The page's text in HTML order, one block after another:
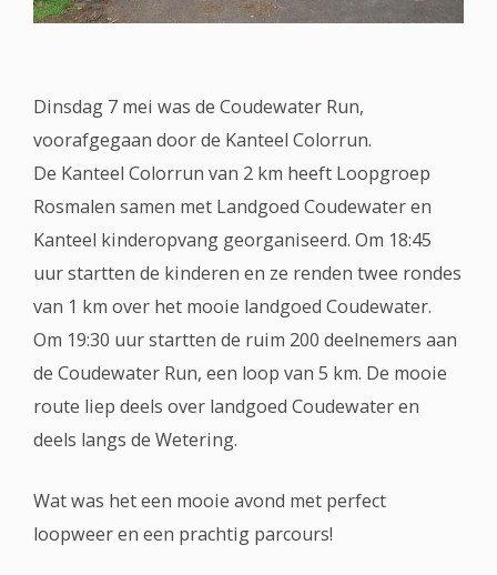
Dinsdag 7 mei was de Coudewater Run,
voorafgegaan door de Kanteel Colorrun.
De Kanteel Colorrun van 2 km heeft Loopgroep
Rosmalen samen met Landgoed Coudewater en
Kanteel kinderopvang georganiseerd. Om 18:45
uur startten de kinderen en ze renden twee rondes
van 1 km over het mooie landgoed Coudewater.
Om 19:30 uur startten de ruim 200 deelnemers aan
de Coudewater Run, een loop van 5 km. De mooie
route liep deels over landgoed Coudewater en
deels langs de Wetering.
Wat was het een mooie avond met perfect
loopweer en een prachtig parcours!